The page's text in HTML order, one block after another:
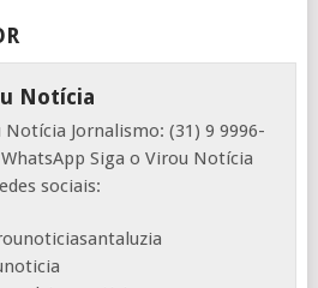
Notícia
Notícia Jornalismo: (31) 9 9996-
WhatsApp Siga o Virou Notícia
sociais: